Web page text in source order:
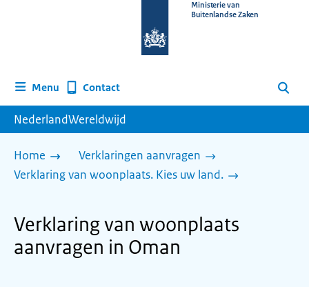
homepage
Ministerie van
Buitenlandse Zaken
Menu Contact Zoeken
NederlandWereldwijd
Home
Verklaringen aanvragen
Verklaring van woonplaats. Kies uw land.
Verklaring van woonplaats
aanvragen in Oman